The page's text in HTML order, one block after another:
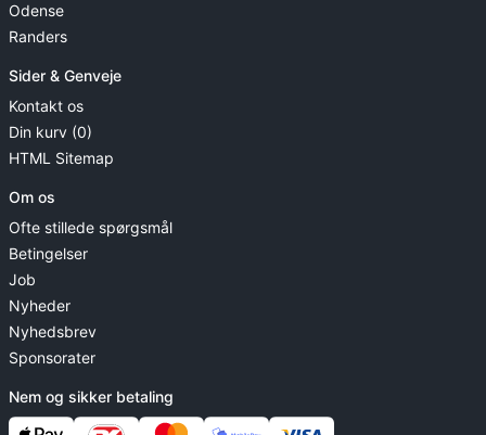
Odense
Randers
Sider & Genveje
Kontakt os
Din kurv (0)
HTML Sitemap
Om os
Ofte stillede spørgsmål
Betingelser
Job
Nyheder
Nyhedsbrev
Sponsorater
Nem og sikker betaling